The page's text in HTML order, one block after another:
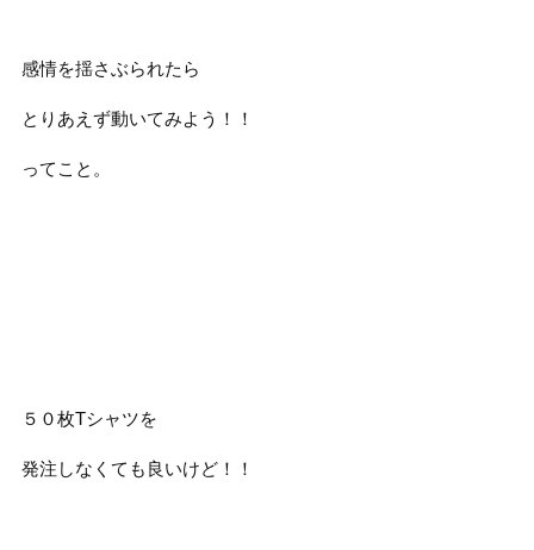
感情を揺さぶられたら
とりあえず動いてみよう！！
ってこと。
５０枚Tシャツを
発注しなくても良いけど！！